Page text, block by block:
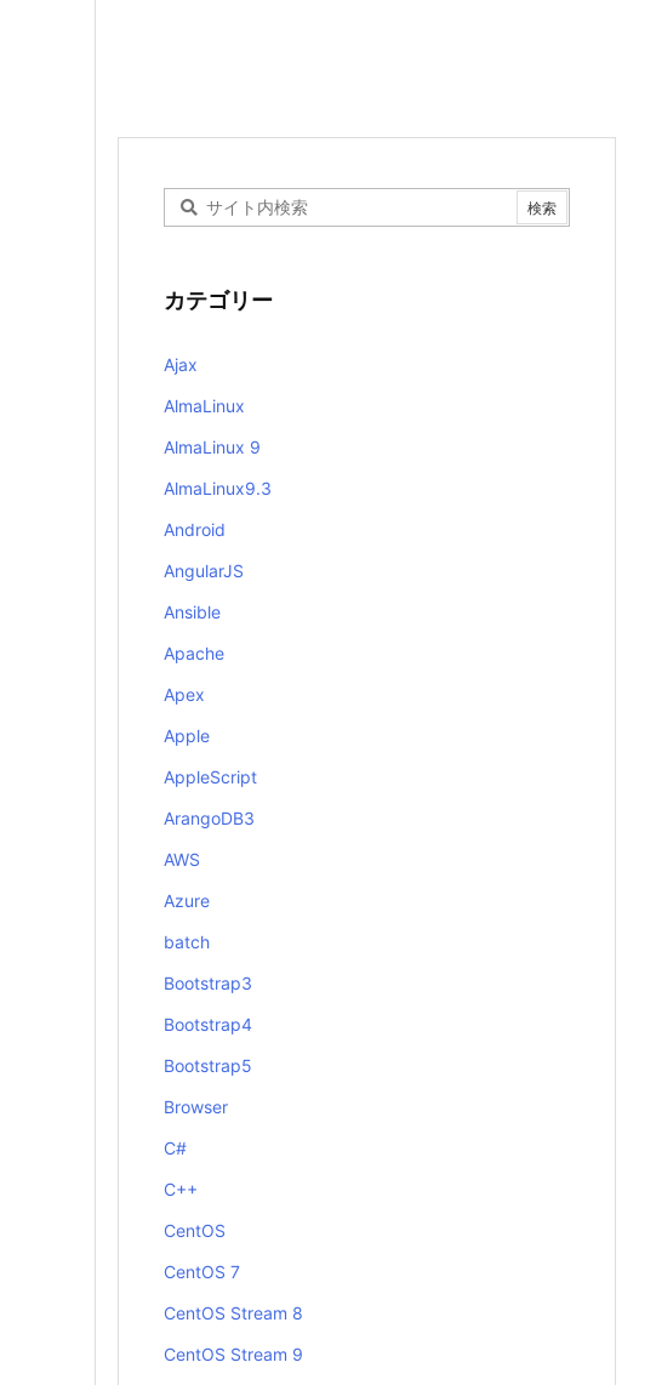
カテゴリー
Ajax
AlmaLinux
AlmaLinux 9
AlmaLinux9.3
Android
AngularJS
Ansible
Apache
Apex
Apple
AppleScript
ArangoDB3
AWS
Azure
batch
Bootstrap3
Bootstrap4
Bootstrap5
Browser
C#
C++
CentOS
CentOS 7
CentOS Stream 8
CentOS Stream 9